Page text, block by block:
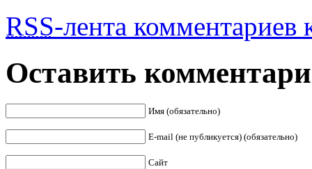
RSS-лента комментариев
Оставить
Имя (обязательно)
E-mail (не публикуется) (обязательно)
Сайт